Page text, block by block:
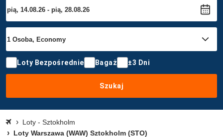
Loty Bezpośrednie Bagaż ±3 Dni
Szukaj
Loty - Sztokholm
Loty Warszawa (WAW) Sztokholm (STO)